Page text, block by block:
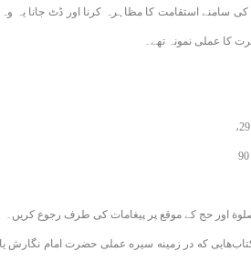
کی سامنے استقامت کا مظاہرہ کرنا اور ڈٹ جانا یہ
کا عملی نمونہ تھے۔
کتاب‌هایی که در زمینه سیره عملی حضرت امام نگارش